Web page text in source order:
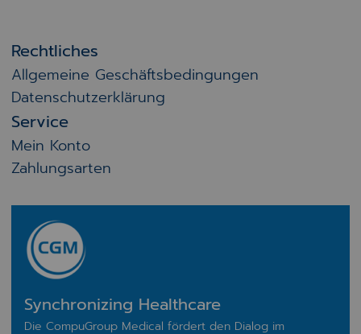
Rechtliches
Allgemeine Geschäftsbedingungen
Datenschutzerklärung
Service
Mein Konto
Zahlungsarten
Synchronizing Healthcare
Die CompuGroup Medical fördert den Dialog im